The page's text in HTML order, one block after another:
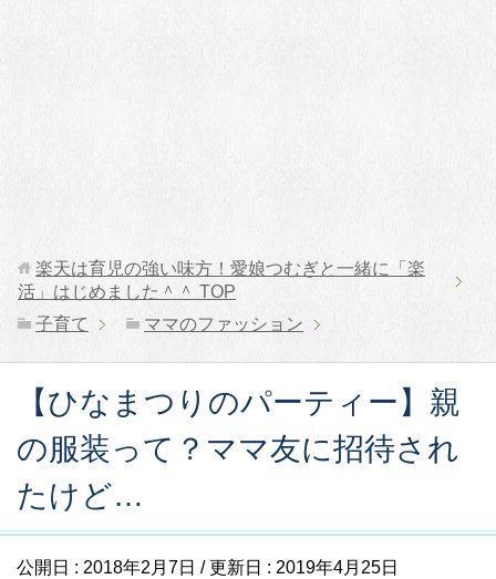
楽天は育児の強い味方！愛娘つむぎと一緒に「楽
活」はじめました＾＾ TOP
子育て
ママのファッション
【ひなまつりのパーティー】親
の服装って？ママ友に招待され
たけど…
公開日 : 2018年2月7日 / 更新日 : 2019年4月25日